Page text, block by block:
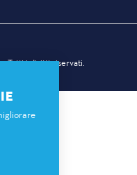
Tutti i diritti riservati.